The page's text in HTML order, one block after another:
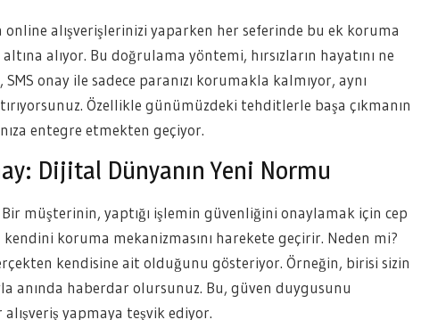
online alışverişlerinizi yaparken her seferinde bu ek koruma
alıyor. Bu doğrulama yöntemi, hırsızların hayatını ne
SMS onay ile sadece paranızı korumakla kalmıyor, aynı
Özellikle günümüzdeki tehditlerle başa çıkmanın
entegre etmekten geçiyor.
Dijital Dünyanın Yeni Normu
Bir müşterinin, yaptığı işlemin güvenliğini onaylamak için cep
koruma mekanizmasını harekete geçirir. Neden mi?
kendisine ait olduğunu gösteriyor. Örneğin, birisi sizin
anında haberdar olursunuz. Bu, güven duygusunu
yapmaya teşvik ediyor.